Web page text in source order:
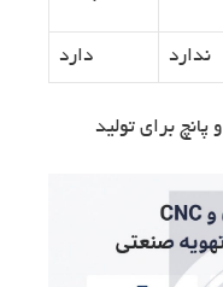
ندارد دارد
مقایسه تخصصی برش لیزری، CNC و پانچ برای تولید